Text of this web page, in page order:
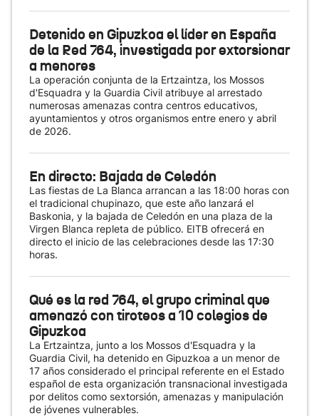
Detenido en Gipuzkoa el líder en España
de la Red 764, investigada por extorsionar
a menores
La operación conjunta de la Ertzaintza, los Mossos
d'Esquadra y la Guardia Civil atribuye al arrestado
numerosas amenazas contra centros educativos,
ayuntamientos y otros organismos entre enero y abril
de 2026.
En directo: Bajada de Celedón
Las fiestas de La Blanca arrancan a las 18:00 horas con
el tradicional chupinazo, que este año lanzará el
Baskonia, y la bajada de Celedón en una plaza de la
Virgen Blanca repleta de público. EITB ofrecerá en
directo el inicio de las celebraciones desde las 17:30
horas.
Qué es la red 764, el grupo criminal que
amenazó con tiroteos a 10 colegios de
Gipuzkoa
La Ertzaintza, junto a los Mossos d'Esquadra y la
Guardia Civil, ha detenido en Gipuzkoa a un menor de
17 años considerado el principal referente en el Estado
español de esta organización transnacional investigada
por delitos como sextorsión, amenazas y manipulación
de jóvenes vulnerables.